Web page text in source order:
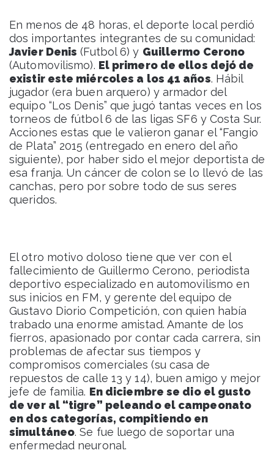
En menos de 48 horas, el deporte local perdió
dos importantes integrantes de su comunidad:
Javier Denis (Futbol 6) y Guillermo Cerono
(Automovilismo). El primero de ellos dejó de
existir este miércoles a los 41 años. Hábil
jugador (era buen arquero) y armador del
equipo “Los Denis” que jugó tantas veces en los
torneos de fútbol 6 de las ligas SF6 y Costa Sur.
Acciones estas que le valieron ganar el “Fangio
de Plata” 2015 (entregado en enero del año
siguiente), por haber sido el mejor deportista de
esa franja. Un cáncer de colon se lo llevó de las
canchas, pero por sobre todo de sus seres
queridos.
El otro motivo doloso tiene que ver con el
fallecimiento de Guillermo Cerono, periodista
deportivo especializado en automovilismo en
sus inicios en FM, y gerente del equipo de
Gustavo Diorio Competición, con quien había
trabado una enorme amistad. Amante de los
fierros, apasionado por contar cada carrera, sin
problemas de afectar sus tiempos y
compromisos comerciales (su casa de
repuestos de calle 13 y 14), buen amigo y mejor
jefe de familia. En diciembre se dio el gusto
de ver al “tigre” peleando el campeonato
en dos categorías, compitiendo en
simultáneo. Se fue luego de soportar una
enfermedad neuronal.